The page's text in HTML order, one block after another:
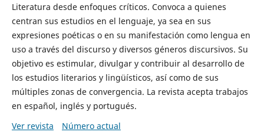
Literatura desde enfoques críticos. Convoca a quienes
centran sus estudios en el lenguaje, ya sea en sus
expresiones poéticas o en su manifestación como lengua en
uso a través del discurso y diversos géneros discursivos. Su
objetivo es estimular, divulgar y contribuir al desarrollo de
los estudios literarios y lingüísticos, así como de sus
múltiples zonas de convergencia. La revista acepta trabajos
en español, inglés y portugués.
Ver revista
Número actual